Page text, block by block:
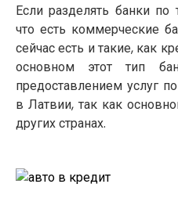
Если разделять банки по
что есть коммерческие
сейчас есть и такие, как
основном этот тип
предоставлением услуг
в Латвии, так как
других странах.